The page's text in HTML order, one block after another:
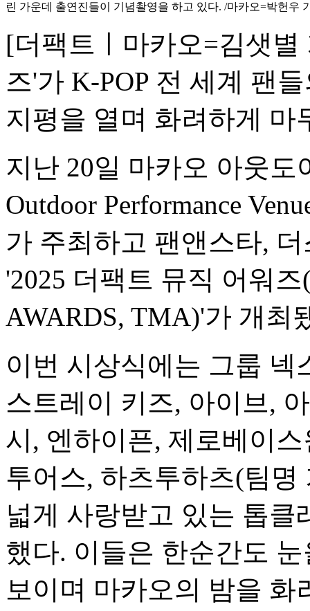
린 가운데 출연진들이 기념촬영을 하고 있다. /마카오=박헌우
[더팩트ㅣ마카오=김샛별
즈'가 K-POP 전 세계 팬
지평을 열며 화려하게 마
지난 20일 마카오 아웃도
Outdoor Performance
가 주최하고 팬앤스타,
'2025 더팩트 뮤직 어워
AWARDS, TMA)'가 개최
이번 시상식에는 그룹 넥
스트레이 키즈, 아이브,
시, 엔하이픈, 제로베이
투어스, 하츠투하츠(팀
넓게 사랑받고 있는 톱클
했다. 이들은 한순간도
보이며 마카오의 밤을 화